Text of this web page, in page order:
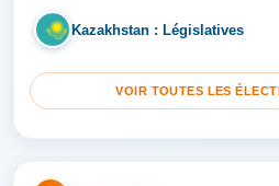
KA Kazakhstan : Législatives
VOIR TOUTES LES